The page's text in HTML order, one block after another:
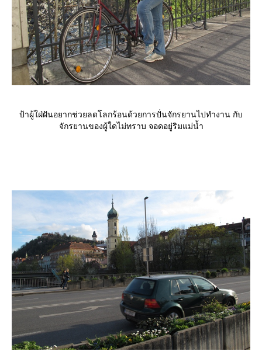
ป้าผู้ใฝ่ฝันอยากช่วยลดโลกร้อนด้วยการปั่นจักรยานไปทำงาน กับ
จักรยานของผู้ใดไม่ทราบ จอดอยู่ริมแม่น้ำ